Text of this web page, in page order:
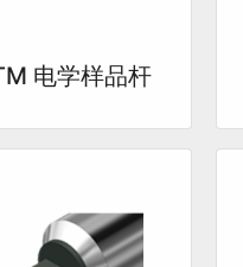
电学样品杆